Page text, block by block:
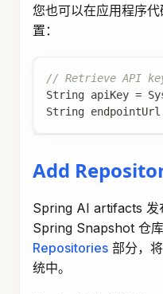
您也可以在应用程序
置：
// Retrieve API
String apiKey =
String endpointUrl
Add
Spring AI artifacts 发
Spring Snapshot 仓
Repositories 部分，
统中。